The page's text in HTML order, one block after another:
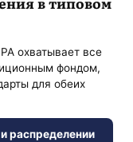
охватывает все
фондом,
для обеих
распределении